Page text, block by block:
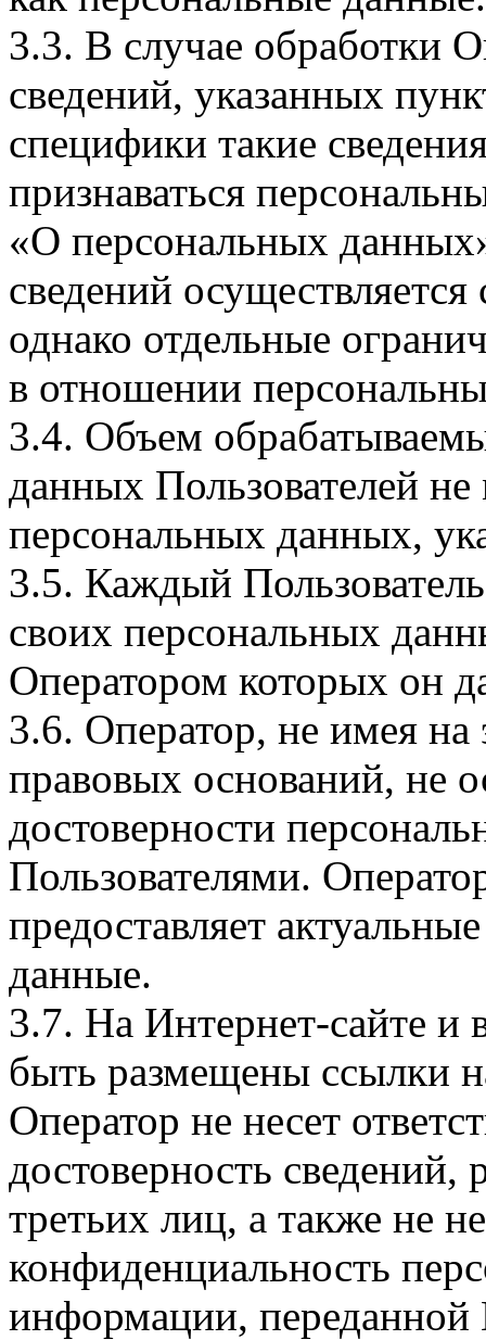
3.3. В случае обработки
сведений, указанных
специфики такие
признаваться
«О персональных
сведений
однако отдельные
в отношении
3.4. Объем
данных Пользователей
персональных данных,
3.5. Каждый
своих персональных
Оператором которых он
3.6. Оператор, не имея
правовых оснований, не
достоверности
Пользователями.
предоставляет
данные.
3.7. На Интернет-сайте
быть размещены ссылки
Оператор не несет
достоверность
третьих лиц, а также не
конфиденциальность
информации, переданной